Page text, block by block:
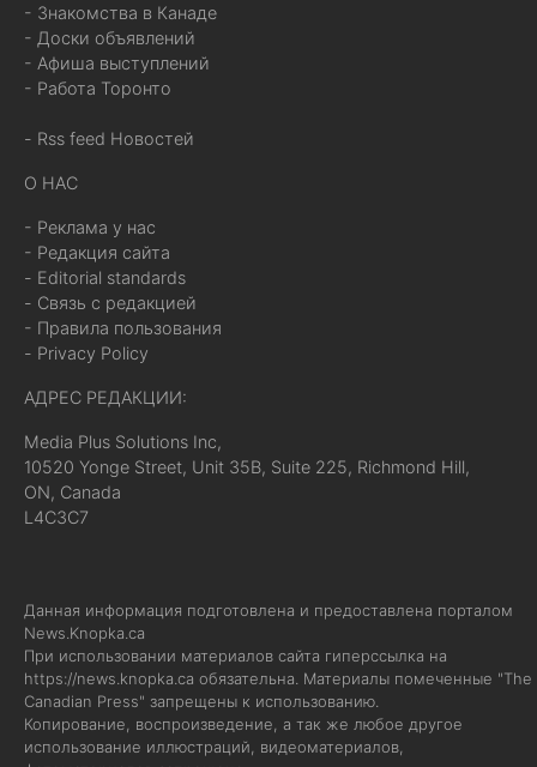
- Знакомства в Канаде
- Доски объявлений
- Афиша выступлений
- Работа Торонто
- Rss feed Новостей
О НАС
- Реклама у нас
- Редакция сайта
- Editorial standards
- Связь с редакцией
- Правила пользования
- Privacy Policy
АДРЕС РЕДАКЦИИ:
Media Plus Solutions Inc,
10520 Yonge Street, Unit 35B, Suite 225, Richmond Hill,
ON, Canada
L4C3C7
Данная информация подготовлена и предоставлена порталом
News.Knopka.ca
При использовании материалов сайта гиперссылка на
https://news.knopka.ca обязательна. Материалы помеченные "The
Canadian Press" запрещены к использованию.
Копирование, воспроизведение, а так же любое другое
использование иллюстраций, видеоматериалов,